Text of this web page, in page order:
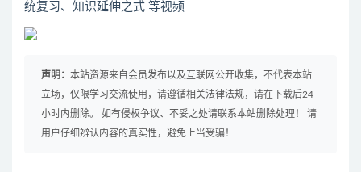
统复习、知识延伸之式 等视频
声明： 本站资源来自会员发布以及互联网公开收集，不代表本站
立场，仅限学习交流使用，请遵循相关法律法规，请在下载后24
小时内删除。 如有侵权争议、不妥之处请联系本站删除处理！ 请
用户仔细辨认内容的真实性，避免上当受骗！